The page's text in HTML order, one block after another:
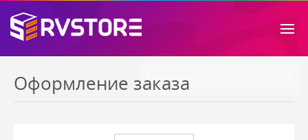
Оформление заказа